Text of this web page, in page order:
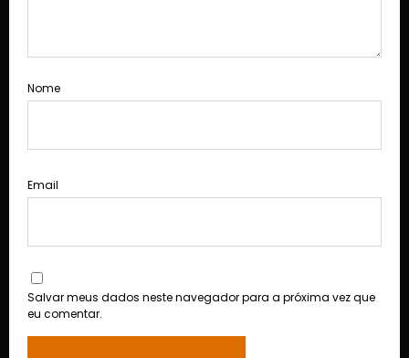
Nome
Email
Salvar meus dados neste navegador para a próxima vez que
eu comentar.